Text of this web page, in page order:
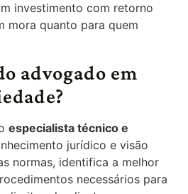
investimento com retorno
mora quanto para quem
advogado em
especialista técnico e
jurídico e visão
normas, identifica a melhor
necessários para